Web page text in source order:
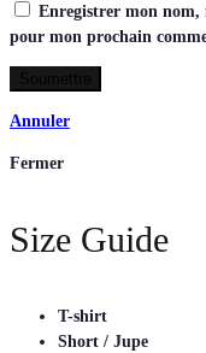
Enregistrer mon nom,
pour mon prochain
Annuler
Fermer
Size Guide
T-shirt
Short / Jupe